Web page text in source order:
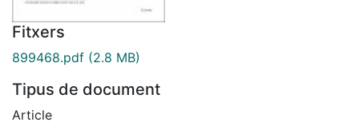
Fitxers
899468.pdf (2.8 MB)
Tipus de document
Article